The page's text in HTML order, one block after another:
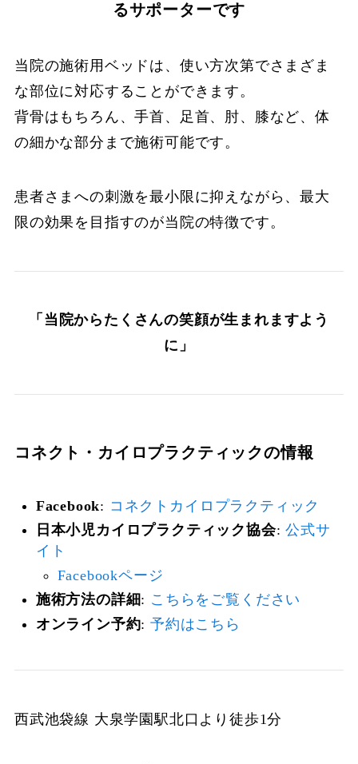
るサポーターです
当院の施術用ベッドは、使い方次第でさまざま
な部位に対応することができます。
背骨はもちろん、手首、足首、肘、膝など、体
の細かな部分まで施術可能です。
患者さまへの刺激を最小限に抑えながら、最大
限の効果を目指すのが当院の特徴です。
「当院からたくさんの笑顔が生まれますよう
に」
コネクト・カイロプラクティックの情報
Facebook: コネクトカイロプラクティック
日本小児カイロプラクティック協会:公式サ
イト
Facebookページ
施術方法の詳細: こちらをご覧ください
オンライン予約:予約はこちら
西武池袋線 大泉学園駅北口より徒歩1分